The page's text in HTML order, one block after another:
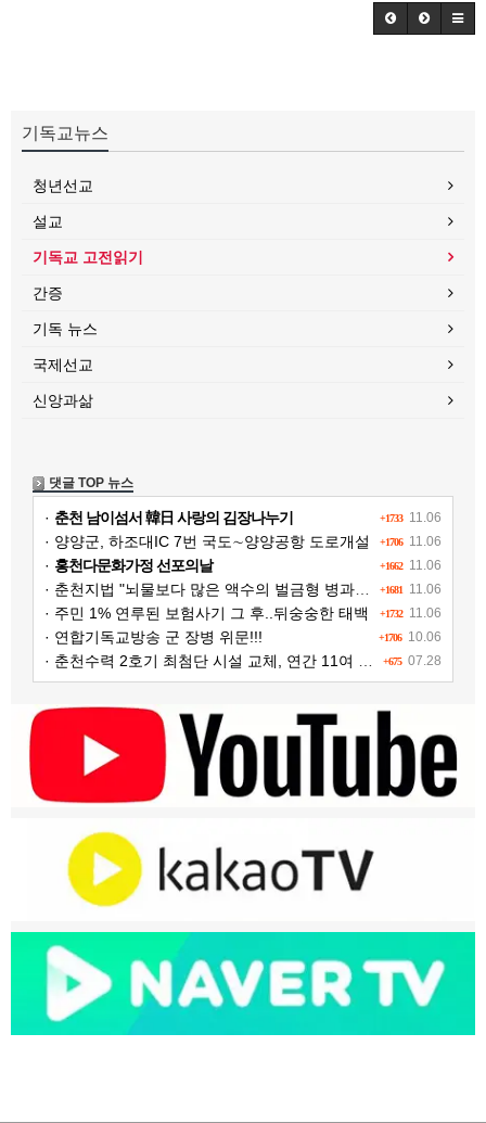
기독교뉴스
청년선교
설교
기독교 고전읽기
간증
기독 뉴스
국제선교
신앙과삶
댓글 TOP 뉴스
+1733 11.06
· 춘천 남이섬서 韓日 사랑의 김장나누기
+1706 11.06
· 양양군, 하조대IC 7번 국도∼양양공항 도로개설
+1662 11.06
· 홍천다문화가정 선포의날
+1681 11.06
· 춘천지법 "뇌물보다 많은 액수의 벌금형 병과해야"
+1732 11.06
· 주민 1% 연루된 보험사기 그 후..뒤숭숭한 태백
+1706 10.06
· 연합기독교방송 군 장병 위문!!!
+675 07.28
· 춘천수력 2호기 최첨단 시설 교체, 연간 11여 억원 수익 추가 확보